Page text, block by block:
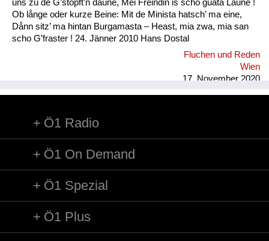
uns zu de G’stopft’n daune, Mei Freindin is scho guata Laune !
Ob långe oder kurze Beine: Mit de Minista hatsch’ ma eine,
Dånn sitz’ ma hintan Burgamasta – Heast, mia zwa, mia san
scho G’fraster ! 24. Jänner 2010 Hans Dostal
Fluchen und Reden
Wien
17. November 2020
Ö1 Radio
Ö1 On Demand
Ö1 Spezial
Ö1 Plus